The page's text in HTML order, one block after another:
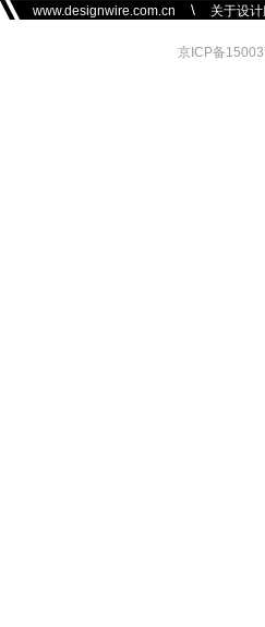
www.designwire.com.cn \ 关于设
京ICP备